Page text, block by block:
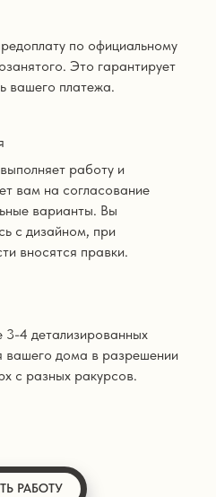
по официальному
Это гарантирует
вашего платежа.
работу и
вам на согласование
варианты. Вы
с дизайном, при
вносятся правки.
3-4 детализированных
вашего дома в разрешении
с разных ракурсов.
РАБОТУ